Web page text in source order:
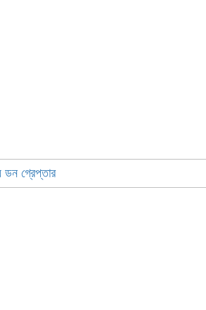
ডন গ্রেপ্তার